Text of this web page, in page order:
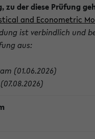
and Econometric
ist verbindlich und
aus:
(01.06.2026)